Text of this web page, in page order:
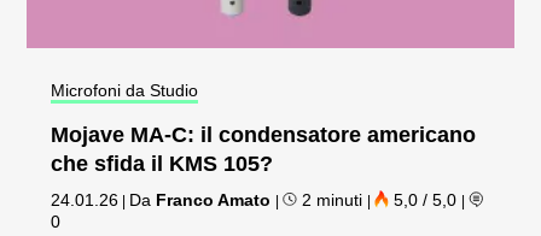
Microfoni da Studio
Mojave MA-C: il condensatore americano
che sfida il KMS 105?
24.01.26 | Da Franco Amato | 2 minuti | 5,0 / 5,0 |
0